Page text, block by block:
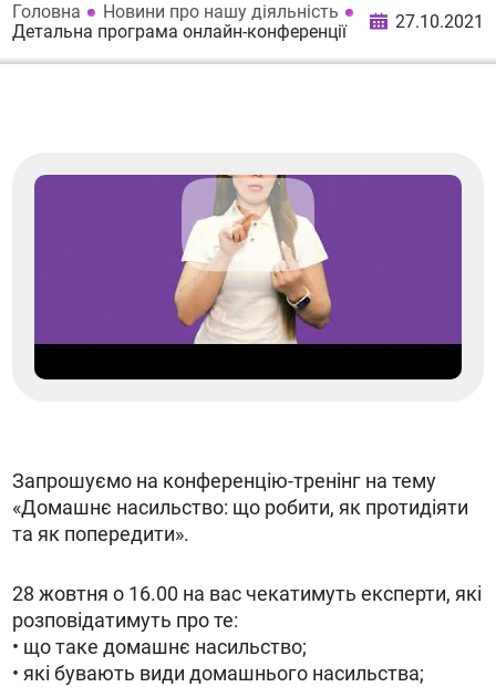
Головна
Новини про нашу діяльність
Детальна програма онлайн-конференції
27.10.2021
Запрошуємо на конференцію-тренінг на тему
«Домашнє насильство: що робити, як протидіяти
та як попередити».
28 жовтня о 16.00 на вас чекатимуть експерти, які
розповідатимуть про те:
• що таке домашнє насильство;
• які бувають види домашнього насильства;